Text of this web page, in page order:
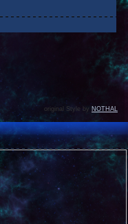
original Style by NOTHAL